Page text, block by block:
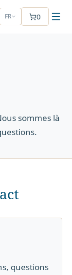
FR 0
sommes là
questions